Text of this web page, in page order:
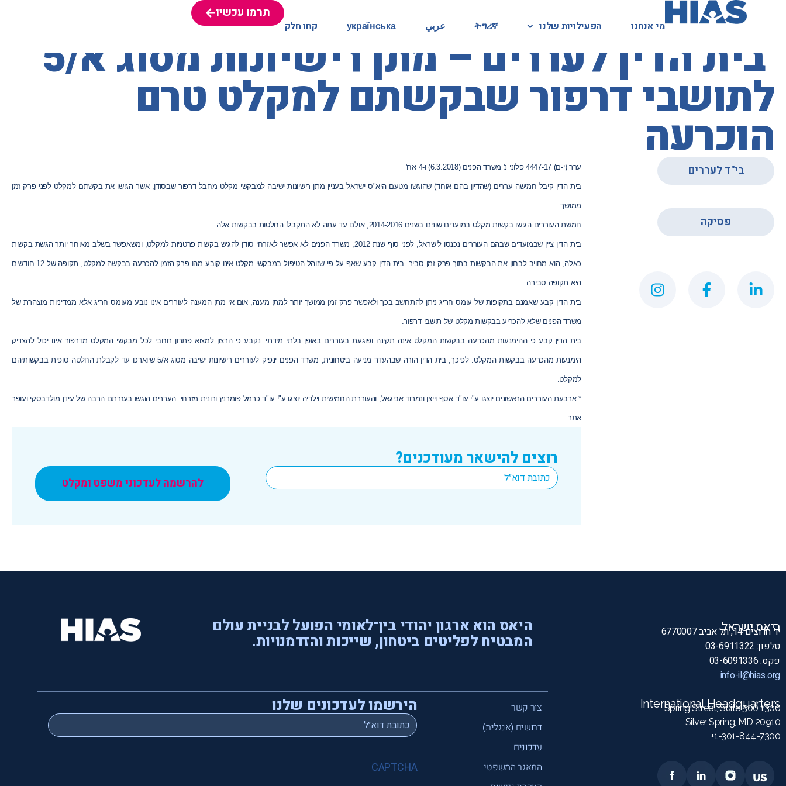
מי אנחנו הפעילויות שלנו ትግሪኛ عربي українська קחו חלק
תרמו עכשיו
מי אנחנו הפעילויות שלנו ትግሪኛ عربي українська קחו חלק
תרמו עכשיו
המאגר המשפטי בית הדין לעררים – מתן רישיונות מסוג א/5
לתושבי דרפור שבקשתם למקלט טרם
הוכרעה
בי"ד לעררים
פסיקה
ערר (י-ם) 4447-17 פלוני נ' משרד הפנים (6.3.2018) ו-4 אח'
בית הדין קיבל חמישה עררים (שהדיון בהם אוחד) שהוגשו מטעם היא"ס ישראל בעניין מתן רישיונות ישיבה למבקשי מקלט מחבל דרפור שבסודן, אשר הגישו את בקשתם למקלט לפני פרק זמן
ממושך.
חמשת העוררים הגישו בקשות מקלט במועדים שונים בשנים 2014-2016, אולם עד עתה לא התקבלו החלטות בבקשות אלה.
בית הדין ציין שבמועדים שבהם העוררים נכנסו לישראל, לפני סוף שנת 2012, משרד הפנים לא אפשר לאזרחי סודן להגיש בקשות פרטניות למ קלט, ומשאפשר בשלב מאוחר יותר הגשת בקשות
כאלה, הוא מחויב לבחון את הבקשות בתוך פרק זמן סביר. בית הדין קבע שאף על פי שנוהל הטיפול במבקשי מקלט אינו קובע מהו פרק הזמן להכרעה בבקשה למקלט , תקופה של 12 חודשים
היא תקופה סבירה.
בית הדין קבע שאמנם בתקופות של עומס חריג ניתן להתחשב בכך ולאפשר פרק זמן ממושך יותר למתן מענה, אום אי מתן המענה לעוררים אינו נובע מעומס חריג אלא ממדיניות מוצהרת של
משרד הפנים שלא להכריע בבקשות מקלט של תושבי דרפור.
בית הדין קבע כי ההימנעות מהכרעה בבקשות המקלט אינה תקינה ופוגעת בעוררים באופן בלתי מידתי. נקבע כי הרצון למצוא פתרון רוחבי לכל מבקשי המקלט מדרפור אינו יכול להצדיק
הימנעות מהכרעה בבקשות המקלט . לפיכך, בית הדין הורה שבהעדר מניעה ביטחונית, משרד הפנים ינפיק לעוררים רישיונות ישיבה מסוג א/5 שיוארכו עד לקבלת החלטה סופית בבקשותיהם
למקלט.
* ארבעת העוררים הראשונים יוצגו ע"י עו"ד אסף וייצן ונמרוד אביגאל, והעוררת החמישית וילדיה יוצגו ע"י עו"ד כרמל פומרנץ ורונית מזרחי. העררים הוגשו בעזרתם הרבה של עידן מולדבסקי ועופר
אתר.
רוצים להישאר מעודכנים?
Email
*
להרשמה לעדכוני משפט ומקלט
היאס ישראל
יד חרוצים 14, תל אביב 6770007
טלפון: 03-6911322
פקס: 03-6091336
info-il@hias.org
International Headquarters
1300 Spring Street, Suite 500
Silver Spring, MD 20910
1-301-844-7300+
היאס הוא ארגון יהודי בין־לאומי הפועל לבניית עולם
המבטיח לפליטים ביטחון, שייכות והזדמנויות.
צור קשר
דרושים (אנגלית)
עדכונים
המאגר המשפטי
הירשמו לעדכונים שלנו
Email
*
CAPTCHA